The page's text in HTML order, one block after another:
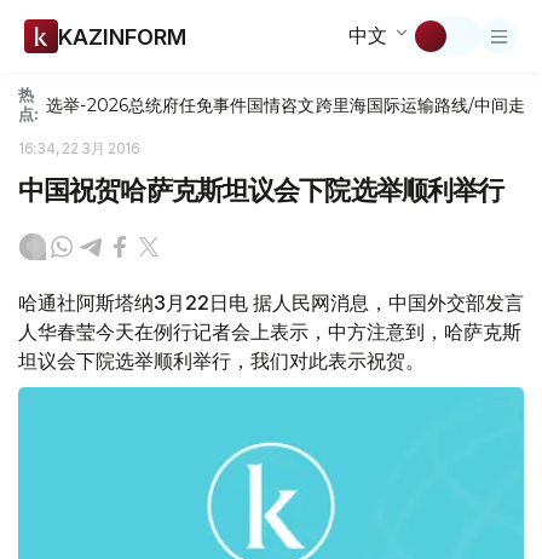
KAZINFORM 中文
热
点: 选举-2026总统府任免事件国情咨文跨里海国际运输路线/中间走廊
16:34, 22 3月 2016
中国祝贺哈萨克斯坦议会下院选举顺利举行
哈通社阿斯塔纳3月22日电 据人民网消息，中国外交部发言
人华春莹今天在例行记者会上表示，中方注意到，哈萨克斯
坦议会下院选举顺利举行，我们对此表示祝贺。